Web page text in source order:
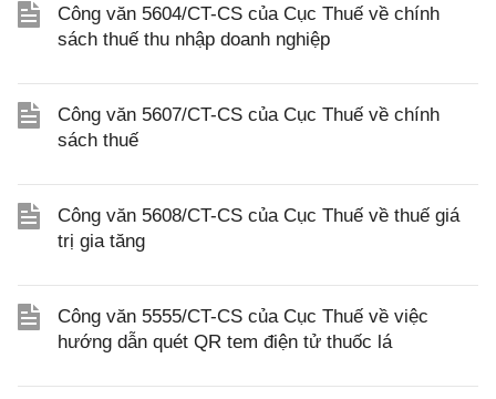
Công văn 5604/CT-CS của Cục Thuế về chính
sách thuế thu nhập doanh nghiệp
Công văn 5607/CT-CS của Cục Thuế về chính
sách thuế
Công văn 5608/CT-CS của Cục Thuế về thuế giá
trị gia tăng
Công văn 5555/CT-CS của Cục Thuế về việc
hướng dẫn quét QR tem điện tử thuốc lá